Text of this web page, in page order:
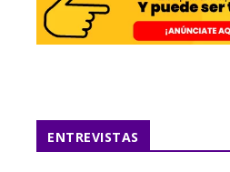
ENTREVISTAS